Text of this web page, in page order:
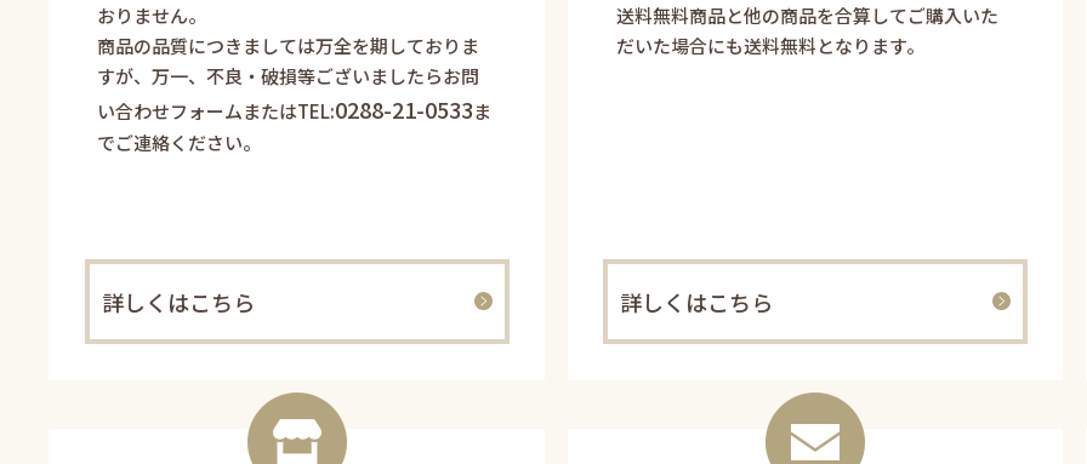
おりません。
商品の品質につきましては万全を期しておりま
すが、万一、不良・破損等ございましたらお問
い合わせフォームまたはTEL:0288-21-0533ま
でご連絡ください。
詳しくはこちら
送料無料商品と他の商品を合算してご購入いた
だいた場合にも送料無料となります。
詳しくはこちら